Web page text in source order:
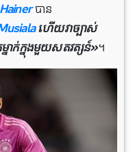
បាន
ហើយវាច្បាស់
ាក់ក្នុងមួយសតវត្សន៍»។